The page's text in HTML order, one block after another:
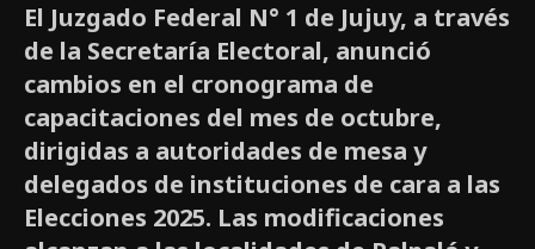
El Juzgado Federal N° 1 de Jujuy, a través
de la Secretaría Electoral, anunció
cambios en el cronograma de
capacitaciones del mes de octubre,
dirigidas a autoridades de mesa y
delegados de instituciones de cara a las
Elecciones 2025. Las modificaciones